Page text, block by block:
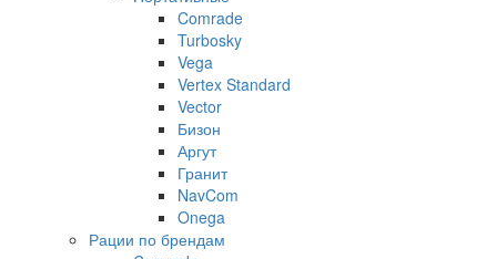
Comrade
Turbosky
Vega
Vertex Standard
Vector
Бизон
Аргут
Гранит
NavCom
Onega
Рации по брендам